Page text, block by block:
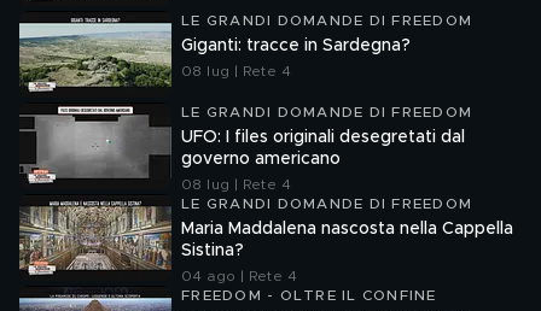
LE GRANDI DOMANDE DI FREEDOM
Giganti: tracce in Sardegna?
08 lug | Rete 4
LE GRANDI DOMANDE DI FREEDOM
UFO: I files originali desegretati dal
governo americano
08 lug | Rete 4
LE GRANDI DOMANDE DI FREEDOM
Maria Maddalena nascosta nella Cappella
Sistina?
04 ago | Rete 4
FREEDOM - OLTRE IL CONFINE